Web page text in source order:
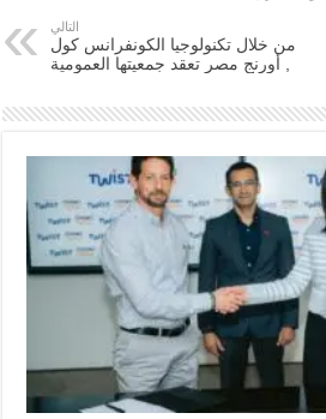
التالي
من خلال تكنولوجيا الكونفرانس كول
, أورنج مصر تعقد جمعيتها العمومية